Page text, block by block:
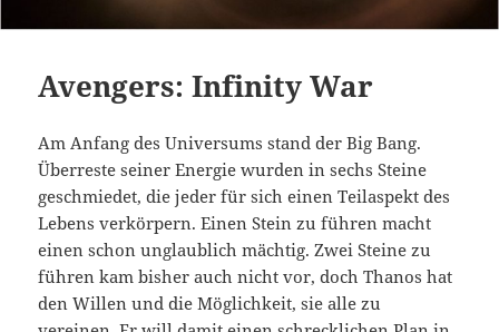
Avengers: Infinity War
Am Anfang des Universums stand der Big Bang.
Überreste seiner Energie wurden in sechs Steine
geschmiedet, die jeder für sich einen Teilaspekt des
Lebens verkörpern. Einen Stein zu führen macht
einen schon unglaublich mächtig. Zwei Steine zu
führen kam bisher auch nicht vor, doch Thanos hat
den Willen und die Möglichkeit, sie alle zu